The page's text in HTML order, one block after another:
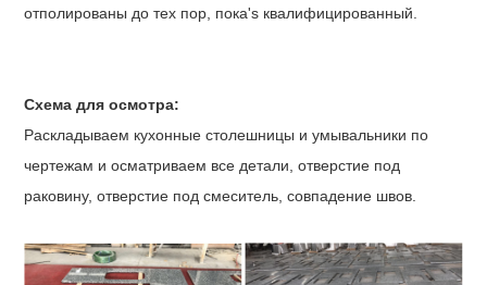
отполированы до тех пор, пока's квалифицированный.
Схема для осмотра:
Раскладываем кухонные столешницы и умывальники по
чертежам и осматриваем все детали, отверстие под
раковину, отверстие под смеситель, совпадение швов.